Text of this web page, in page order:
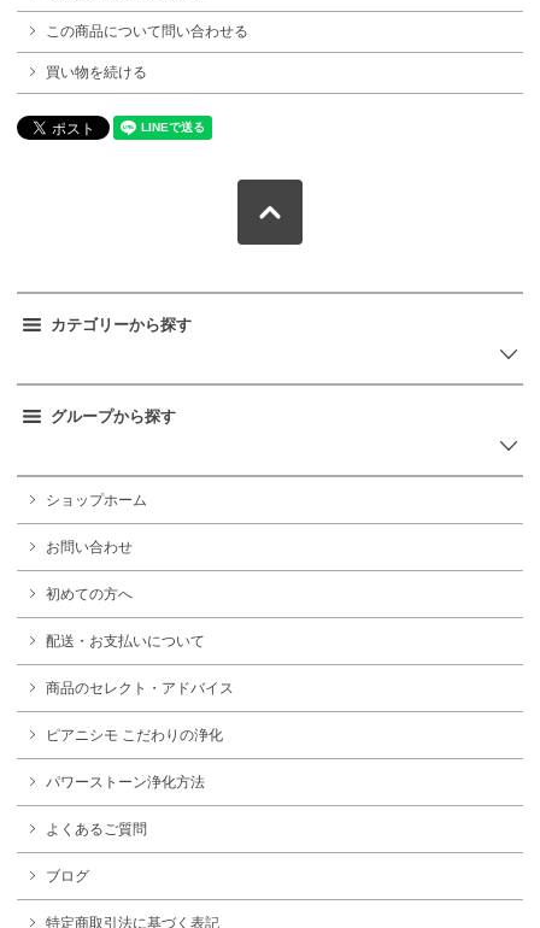
この商品について問い合わせる
買い物を続ける
カテゴリーから探す
グループから探す
ショップホーム
お問い合わせ
初めての方へ
配送・お支払いについて
商品のセレクト・アドバイス
ピアニシモ こだわりの浄化
パワーストーン浄化方法
よくあるご質問
ブログ
特定商取引法に基づく表記